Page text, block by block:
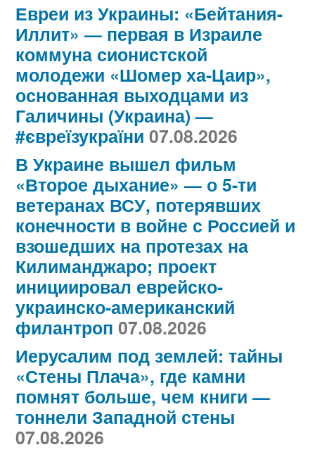
Евреи из Украины: «Бейтания-
Иллит» — первая в Израиле
коммуна сионистской
молодежи «Шомер ха-Цаир»,
основанная выходцами из
Галичины (Украина) —
#євреїзукраїни 07.08.2026
В Украине вышел фильм
«Второе дыхание» — о 5-ти
ветеранах ВСУ, потерявших
конечности в войне с Россией и
взошедших на протезах на
Килиманджаро; проект
инициировал еврейско-
украинско-американский
филантроп 07.08.2026
Иерусалим под землей: тайны
«Стены Плача», где камни
помнят больше, чем книги —
тоннели Западной стены
07.08.2026